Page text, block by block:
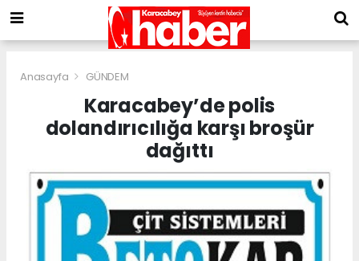
Anasayfa GÜNDEM
Karacabey’de polis
dolandırıcılığa karşı broşür
dağıttı